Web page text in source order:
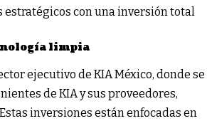
estratégicos con una inversión total
limpia
ejecutivo de KIA México, donde se
de KIA y sus proveedores,
inversiones están enfocadas en